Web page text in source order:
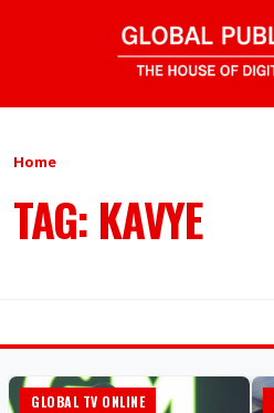
Home
TAG: KAVYE
GLOBAL TV ONLINE